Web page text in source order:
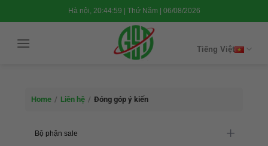
đến
Hà nội, 20:45:01 | Thứ Năm | 06/08/2026
Tiếng Việt
Home / Liên hệ / Đóng góp ý kiến
Bộ phận sale